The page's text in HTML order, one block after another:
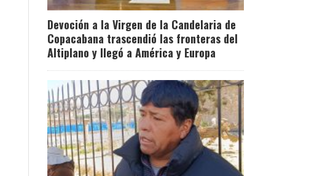
Devoción a la Virgen de la Candelaria de
Copacabana trascendió las fronteras del
Altiplano y llegó a América y Europa